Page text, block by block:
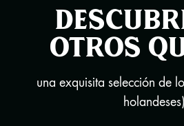
otros
una exquisita selección de
holandeses)